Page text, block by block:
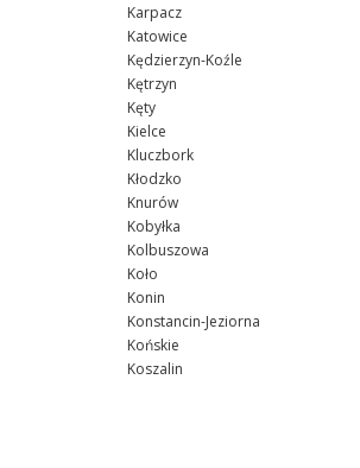
Karpacz
Katowice
Kędzierzyn-Koźle
Kętrzyn
Kęty
Kielce
Kluczbork
Kłodzko
Knurów
Kobyłka
Kolbuszowa
Koło
Konin
Konstancin-Jeziorna
Końskie
Koszalin